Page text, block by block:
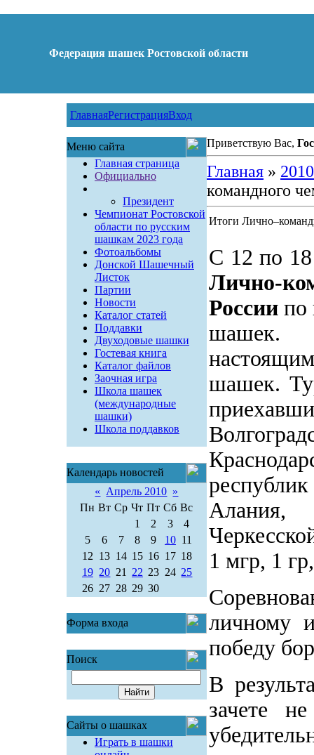
Федерация шашек Ростовской области
ГлавнаяРегистрацияВход
Меню сайта
Главная страница
Официально
Президент
Чемпионат Ростовской
области по русским
шашкам 2023 года
Фотоальбомы
Донской Шашечный
Листок
Партии
Новости
Каталог статей
Поддавки
Двуходовые шашки
Гостевая книга
Каталог файлов
Заочная игра
Школа шашек
(международные
шашки)
Школа поддавков
Календарь новостей
« Апрель 2010 »
Пн Вт Ср Чт Пт Сб Вс
1
2 3
4
5
6 7 8 9 10 11
12 13 14 15 16 17 18
19 20 21 22 23 24 25
26 27 28 29 30
Форма входа
Поиск
Сайты о шашках
Играть в шашки
Приветствую Вас,
Главная» 2010
командного
Итоги
С 12 по 18
Лично-
Россиипо
шашек.
шашек.
Алания,
1 мгр, 1
личному
победу
В
зачете